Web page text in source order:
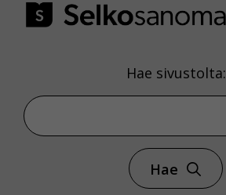
Hae sivustolta:
Hae